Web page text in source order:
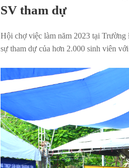
SV tham dự
Hội chợ việc làm năm 2023 tại
sự tham dự của hơn 2.000 sinh viên